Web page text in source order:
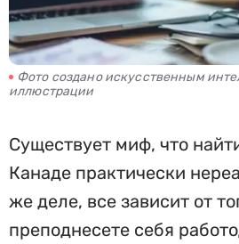
Фото создано искусственным
иллюстрации
Существует миф, что
Канаде практически
же деле, все зависит от
преподнесете себя